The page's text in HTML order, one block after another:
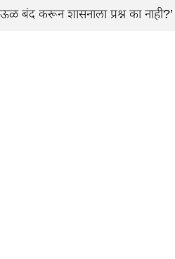
बंद करून शासनाला प्रश्न का